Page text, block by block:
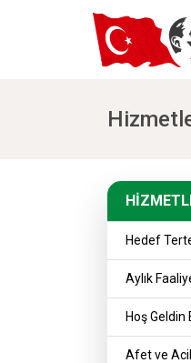
Hedef
Aylık
Hoş Geldin
Afet ve